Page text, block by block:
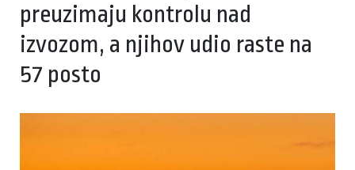
preuzimaju kontrolu nad
izvozom, a njihov udio raste na
57 posto